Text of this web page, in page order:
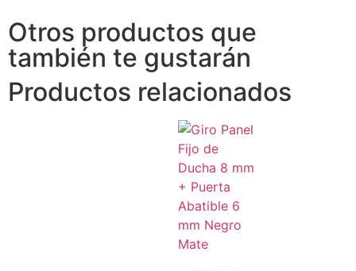
Otros productos que
también te gustarán
Productos relacionados